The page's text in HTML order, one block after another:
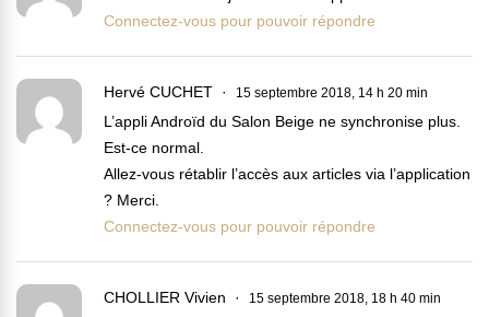
Connectez-vous pour pouvoir répondre
Hervé CUCHET 15 septembre 2018, 14 h 20 min
L’appli Androïd du Salon Beige ne synchronise plus.
Est-ce normal.
Allez-vous rétablir l’accès aux articles via l’application
? Merci.
Connectez-vous pour pouvoir répondre
CHOLLIER Vivien 15 septembre 2018, 18 h 40 min